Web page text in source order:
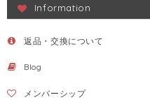
Information
返品・交換について
Blog
メンバーシップ